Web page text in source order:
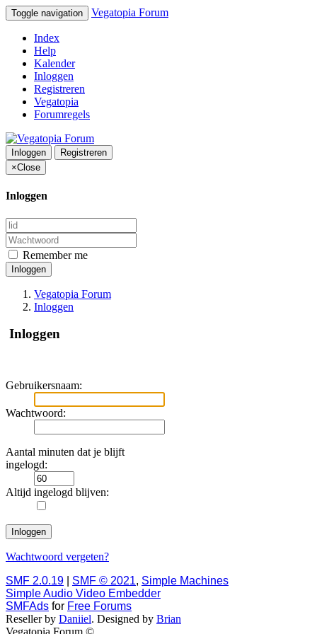
Toggle navigation Vegatopia Forum
Index
Help
Kalender
Inloggen
Registreren
Vegatopia
Forumregels
Inloggen
Registreren
×Close
Inloggen
Remember me
Inloggen
Vegatopia Forum
Inloggen
Inloggen
Gebruikersnaam:
Wachtwoord:
Aantal minuten dat je blijft
ingelogd:
Altijd ingelogd blijven:
Wachtwoord vergeten?
SMF 2.0.19
SMF © 2021, Simple Machines
Simple Audio Video Embedder
SMFAds for Free Forums
Reseller by Daniiel. Designed by Brian
Vegatopia Forum ©